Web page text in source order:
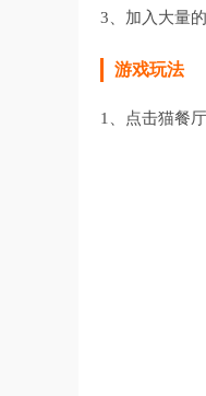
3、加入大量
游戏玩法
1、点击猫餐